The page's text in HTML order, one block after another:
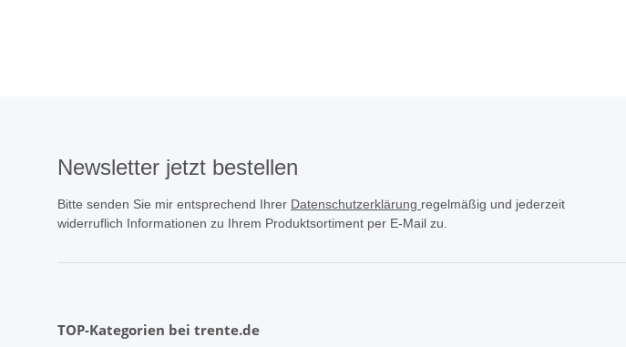
Newsletter jetzt bestellen
Bitte senden Sie mir entsprechend Ihrer Datenschutzerklärung regelmäßig und jederzeit
widerruflich Informationen zu Ihrem Produktsortiment per E-Mail zu.
TOP-Kategorien bei trente.de